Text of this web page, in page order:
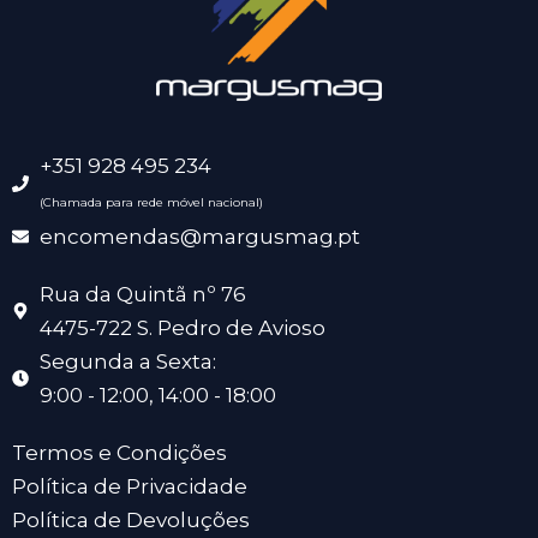
+351 928 495 234
(Chamada para rede móvel nacional)
encomendas@margusmag.pt
Rua da Quintã nº 76
4475-722 S. Pedro de Avioso
Segunda a Sexta:
9:00 - 12:00, 14:00 - 18:00
Termos e Condições
Política de Privacidade
Política de Devoluções